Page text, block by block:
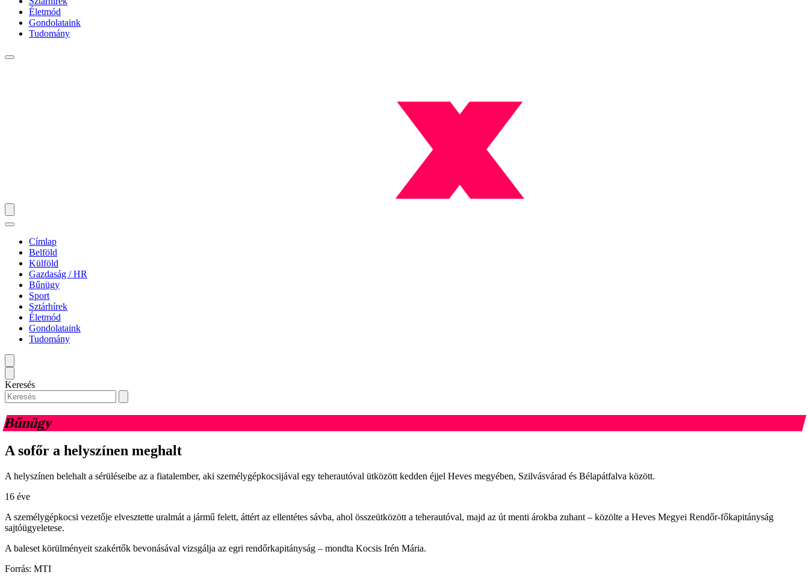
Életmód
Gondolataink
Tudomány
Címlap
Belföld
Külföld
Gazdaság / HR
Bűnügy
Sport
Sztárhírek
Életmód
Gondolataink
Tudomány
Keresés
Bűnügy
A sofőr a helyszínen meghalt
A helyszínen belehalt a sérüléseibe az a fiatalember, aki személygépkocsijával egy teherautóval ütközött kedden éjjel Heves megyében, Szilvásvárad és Bélapátfalva között.
16 éve
A személygépkocsi vezetője elvesztette uralmát a jármű felett, áttért az ellentétes sávba, ahol összeütközött a teherautóval, majd az út menti árokba zuhant – közölte a Heves Megyei Rendőr-főkapitányság
sajtóügyeletese.
A baleset körülményeit szakértők bevonásával vizsgálja az egri rendőrkapitányság – mondta Kocsis Irén Mária.
Forrás: MTI